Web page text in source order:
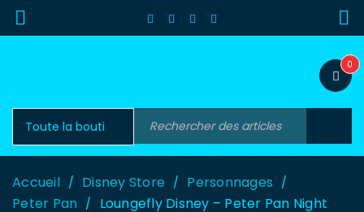
0
Accueil / Disney Store / Personnages /
Peter Pan /
Loungefly Disney – Peter Pan Night